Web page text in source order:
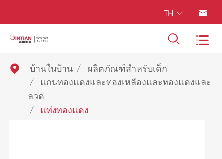
TH  
 
 บ้านในบ้าน
ผลิตภัณฑ์สำหรับเด็ก
แกนทองแดงและทองเหลืองและทองแดงและ
ลวด
แท่งทองแดง